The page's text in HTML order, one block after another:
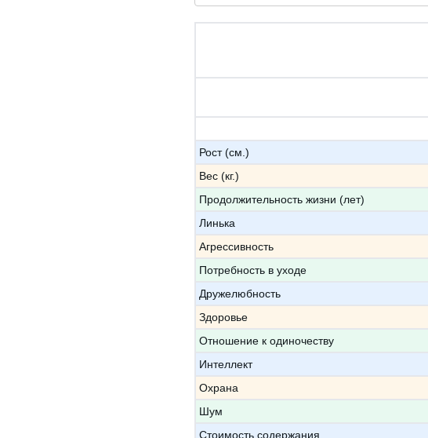
Рост (см.)
Вес (кг.)
Продолжительность жизни (лет)
Линька
Агрессивность
Потребность в уходе
Дружелюбность
Здоровье
Отношение к одиночеству
Интеллект
Охрана
Шум
Стоимость содержания